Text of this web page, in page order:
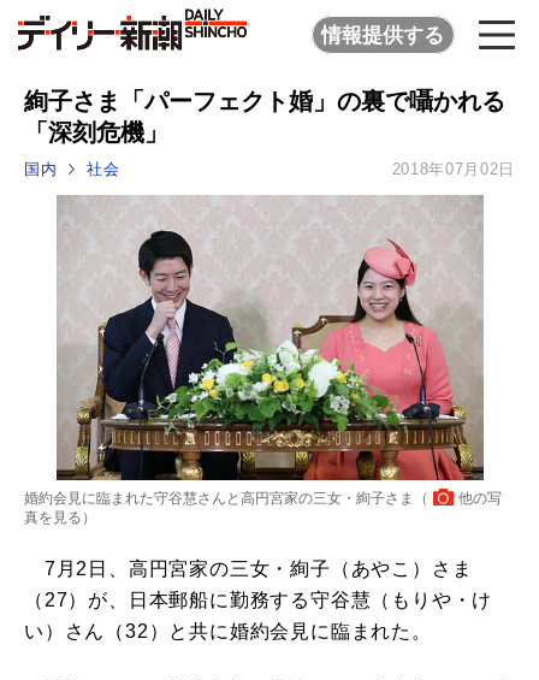
情報提供する
絢子さま「パーフェクト婚」の裏で囁かれる
「深刻危機」
国内 社会 2018年07月02日
婚約会見に臨まれた守谷慧さんと高円宮家の三女・絢子さま（
他の写
真を見る ）
7月2日、高円宮家の三女・絢子（あやこ）さま
（27）が、日本郵船に勤務する守谷慧（もりや・け
い）さん（32）と共に婚約会見に臨まれた。